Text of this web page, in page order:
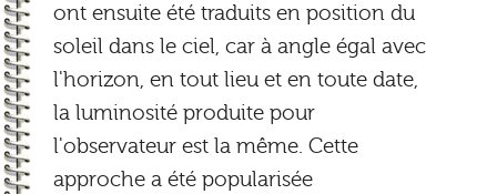
ont ensuite été traduits en position du
soleil dans le ciel, car à angle égal avec
l'horizon, en tout lieu et en toute date,
la luminosité produite pour
l'observateur est la même. Cette
approche a été popularisée